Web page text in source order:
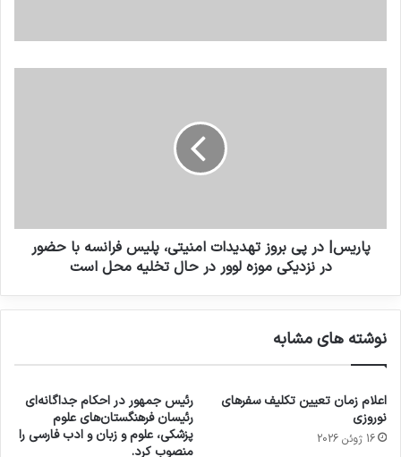
پاریس| در پی بروز تهدیدات امنیتی، پلیس فرانسه با حضور
در نزدیکی موزه لوور در حال تخلیه محل است
نوشته های مشابه
اعلام زمان تعیین تکلیف سفرهای
نوروزی
16 ژوئن 2026
رئیس جمهور در احکام جداگانه‌ای
رئیسان فرهنگستان‌های علوم
پزشکی، علوم و زبان و ادب فارسی را
منصوب کرد.